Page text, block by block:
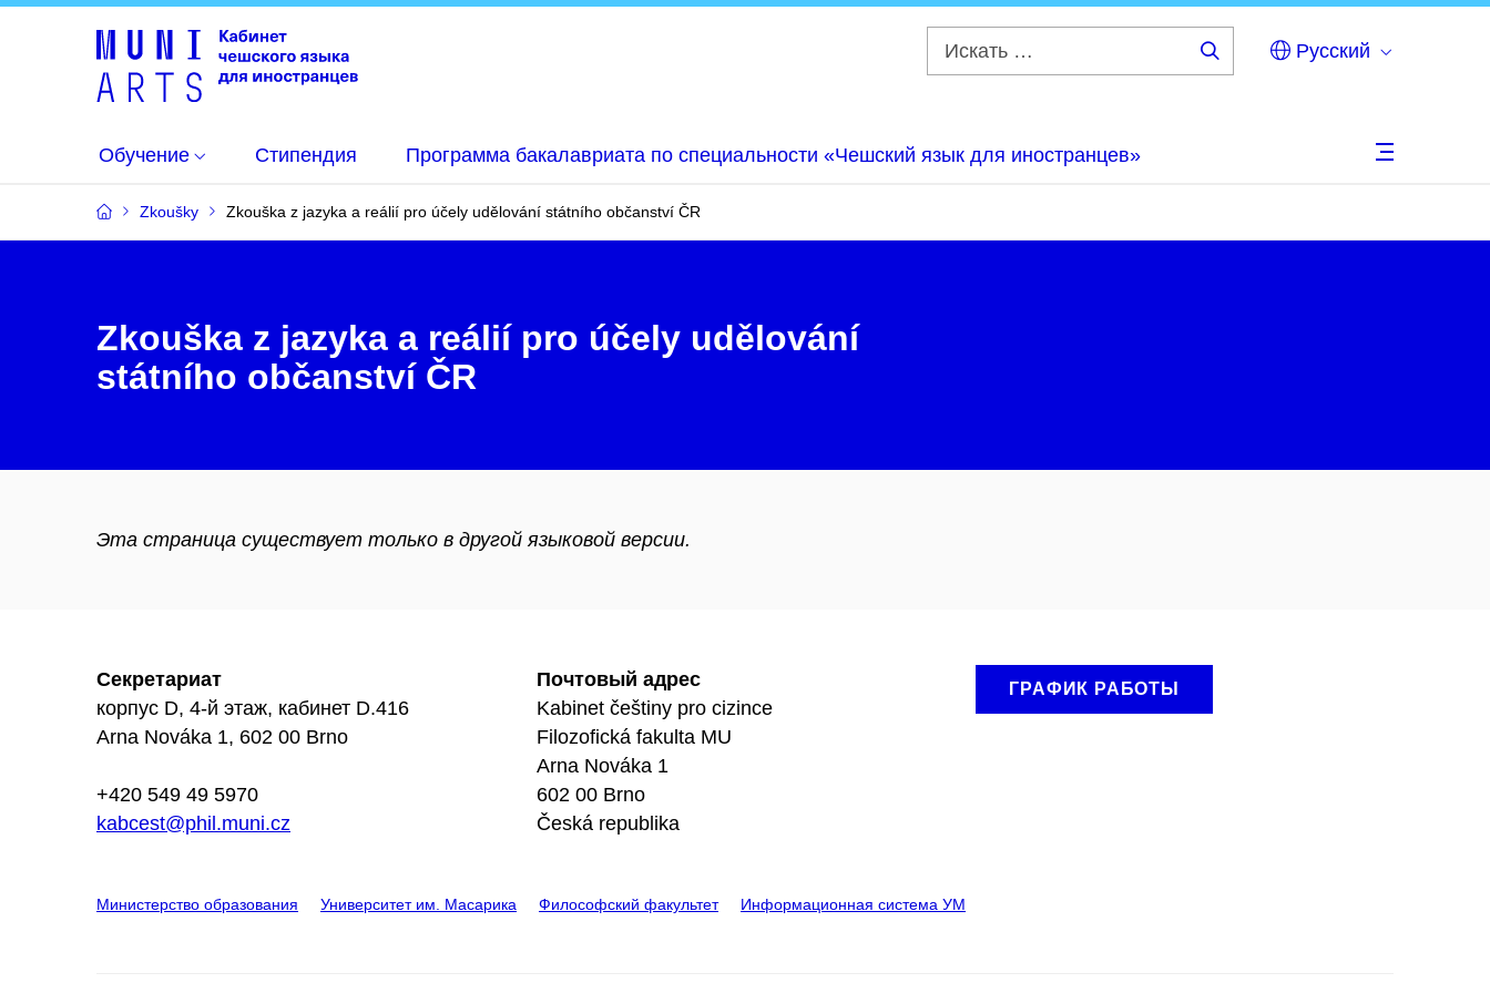
Русский
Обучение Стипендия Программа бакалавриата по специальности «Чешский язык для иностранцев»
Zkoušky Zkouška z jazyka a reálií pro účely udělování státního občanství ČR
Zkouška z jazyka a reálií pro účely udělování
státního občanství ČR
Эта страница существует только в другой языковой версии.
Секретариат
корпус D, 4-й этаж, кабинет D.416
Arna Nováka 1, 602 00 Brno
+420 549 49 5970
kabcest@phil.muni.cz
Почтовый адрес
Kabinet češtiny pro cizince
Filozofická fakulta MU
Arna Nováka 1
602 00 Brno
Česká republika
ГРАФИК РАБОТЫ
Министерство образования Университет им. Масарика Философский факультет Информационная система УМ